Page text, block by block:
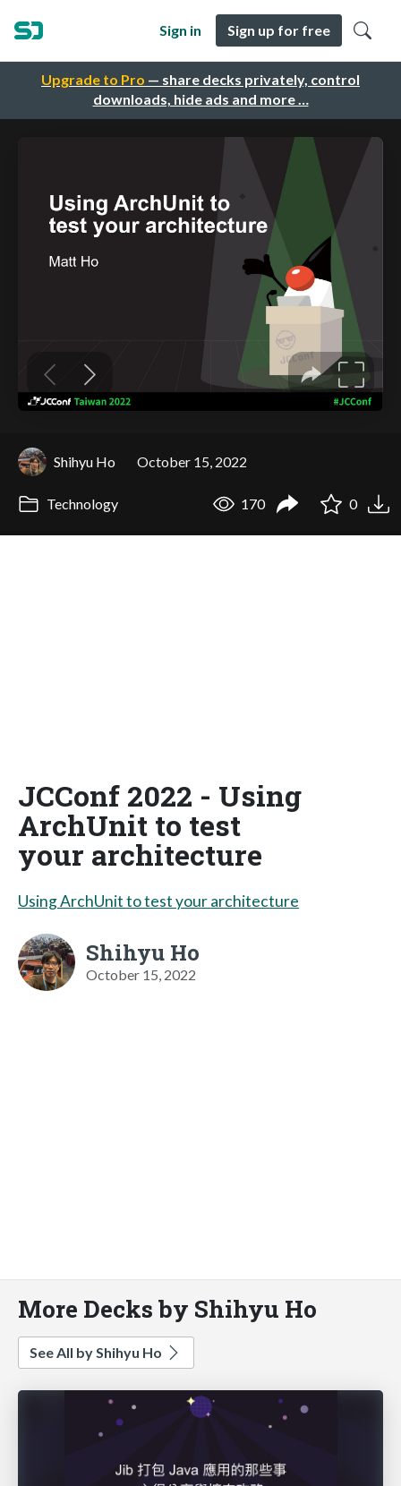
Upgrade to Pro — share decks privately, control
downloads, hide ads and more …
Sign in Sign up for free
Shihyu Ho October 15, 2022
Technology 170 0
JCConf 2022 - Using
ArchUnit to test
your architecture
Using ArchUnit to test your architecture
Shihyu Ho
October 15, 2022
More Decks by Shihyu Ho
See All by Shihyu Ho